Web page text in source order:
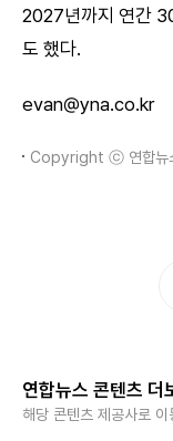
2027년까지 연간
도 했다.
evan@yna.co.kr
Copyright ⓒ 연합뉴
연합뉴스 콘텐츠 더
해당 콘텐츠 제공사로 이